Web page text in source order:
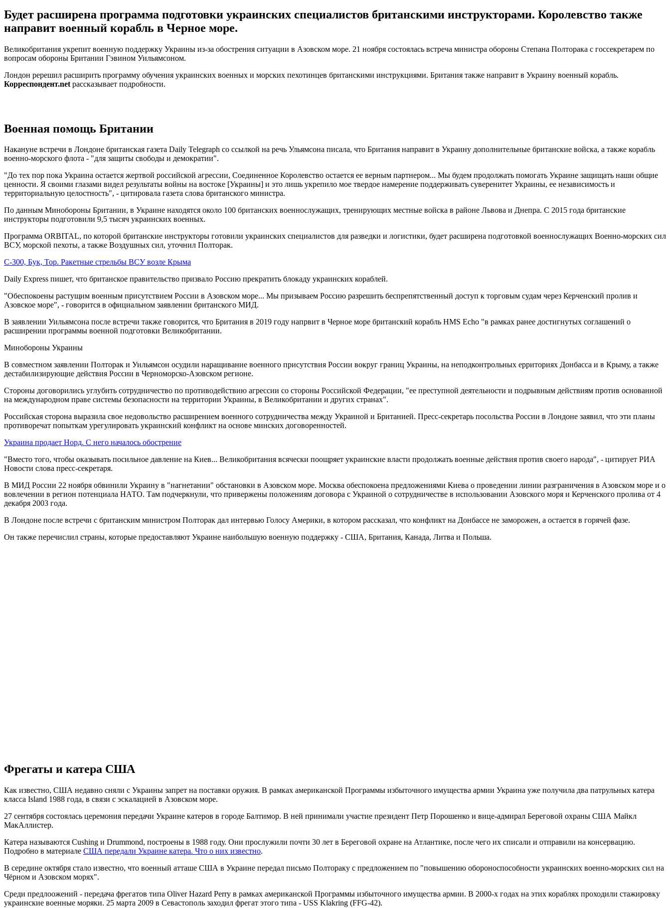
Будет расширена программа подготовки украинских специалистов британскими инструкторами. Королевство также
направит военный корабль в Черное море.
Великобритания укрепит военную поддержку Украины из-за обострения ситуации в Азовском море. 21 ноября состоялась встреча министра обороны Степана Полторака с госсекретарем по
вопросам обороны Британии Гэвином Уильямсоном.
Лондон ререшил расширить программу обучения украинских военных и морских пехотинцев британскими инструкциями. Британия также направит в Украину военный корабль.
Корреспондент.net рассказывает подробности.
Военная помощь Британии
Накануне встречи в Лондоне британская газета Daily Telegraph со ссылкой на речь Ульямсона писала, что Британия направит в Украину дополнительные британские войска, а также корабль
военно-морского флота - "для защиты свободы и демократии".
"До тех пор пока Украина остается жертвой российской агрессии, Соединенное Королевство остается ее верным партнером... Мы будем продолжать помогать Украине защищать наши общие
ценности. Я своими глазами видел результаты войны на востоке [Украины] и это лишь укрепило мое твердое намерение поддерживать суверенитет Украины, ее независимость и
территориальную целостность", - цитировала газета слова британского министра.
По данным Минобороны Британии, в Украине находятся около 100 британских военнослужащих, тренирующих местные войска в районе Львова и Днепра. С 2015 года британские
инструкторы подготовили 9,5 тысяч украинских военных.
Программа ORBITAL, по которой британские инструкторы готовили украинских специалистов для разведки и логистики, будет расширена подготовкой военнослужащих Военно-морских сил
ВСУ, морской пехоты, а также Воздушных сил, уточнил Полторак.
С-300, Бук, Тор. Ракетные стрельбы ВСУ возле Крыма
Daily Express пишет, что британское правительство призвало Россию прекратить блокаду украинских кораблей.
"Обеспокоены растущим военным присутствием России в Азовском море... Мы призываем Россию разрешить беспрепятственный доступ к торговым судам через Керченский пролив и
Азовское море", - говорится в официальном заявлении британского МИД.
В заявлении Уильямсона после встречи также говорится, что Британия в 2019 году напрвит в Черное море британский корабль HMS Echo "в рамках ранее достигнутых соглашений о
расширении программы военной подготовки Великобритании.
Минобороны Украины
В совместном заявлении Полторак и Уильямсон осудили наращивание военного присутствия России вокруг границ Украины, на неподконтрольных ерриториях Донбасса и в Крыму, а также
дестабилизирующие действия России в Черноморско-Азовском регионе.
Стороны договорились углубить сотрудничество по противодействию агрессии со стороны Российской Федерации, "ее преступной деятельности и подрывным действиям против основанной
на международном праве системы безопасности на территории Украины, в Великобритании и других странах".
Российская сторона выразила свое недовольство расширением военного сотрудничества между Украиной и Британией. Пресс-секретарь посольства России в Лондоне заявил, что эти планы
противоречат попыткам урегулировать украинский конфликт на основе минских договоренностей.
Украина продает Норд. С него началось обострение
"Вместо того, чтобы оказывать посильное давление на Киев... Великобритания всячески поощряет украинские власти продолжать военные действия против своего народа", - цитирует РИА
Новости слова пресс-секретаря.
В МИД России 22 ноября обвинили Украину в "нагнетании" обстановки в Азовском море. Москва обеспокоена предложениями Киева о проведении линии разграничения в Азовском море и о
вовлечении в регион потенциала НАТО. Там подчеркнули, что привержены положениям договора с Украиной о сотрудничестве в использовании Азовского моря и Керченского пролива от 4
декабря 2003 года.
В Лондоне после встречи с британским министром Полторак дал интервью Голосу Америки, в котором рассказал, что конфликт на Донбассе не заморожен, а остается в горячей фазе.
Он также перечислил страны, которые предоставляют Украине наибольшую военную поддержку - США, Британия, Канада, Литва и Польша.
Фрегаты и катера США
Как известно, США недавно сняли с Украины запрет на поставки оружия. В рамках американской Программы избыточного имущества армии Украина уже получила два патрульных катера
класса Island 1988 года, в связи с эскалацией в Азовском море.
27 сентября состоялась церемония передачи Украине катеров в городе Балтимор. В ней принимали участие президент Петр Порошенко и вице-адмирал Береговой охраны США Майкл
МакАллистер.
Катера называются Cushing и Drummond, построены в 1988 году. Они прослужили почти 30 лет в Береговой охране на Атлантике, после чего их списали и отправили на консервацию.
Подробно в материале США передали Украине катера. Что о них известно.
В середине октября стало известно, что военный атташе США в Украине передал письмо Полтораку с предложением по "повышению обороноспособности украинских военно-морских сил на
Чёрном и Азовском морях".
Среди предлоожений - передача фрегатов типа Oliver Hazard Perry в рамках американской Программы избыточного имущества армии. В 2000-х годах на этих кораблях проходили стажировку
украинские военные моряки. 25 марта 2009 в Севастополь заходил фрегат этого типа - USS Klakring (FFG-42).